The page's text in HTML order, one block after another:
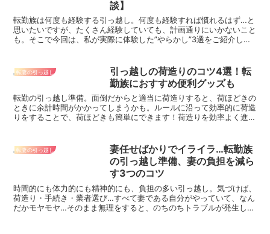
談】
転勤族は何度も経験する引っ越し。何度も経験すれば慣れるはず…と
思いたいですが、たくさん経験していても、計画通りにいかないこと
も。そこで今回は、私が実際に体験した”やらかし”3選をご紹介しま
転妻の引っ越し
引っ越しの荷造りのコツ4選！転
勤族におすすめ便利グッズも
転勤の引っ越し準備。面倒だからと適当に荷造りすると、荷ほどきの
ときに余計時間がかかってしまうかも。ルールに沿って効率的に荷造
りをすることで、荷ほどきも簡単にできます！荷造りを効率よく進め
転妻の引っ越し
妻任せばかりでイライラ…転勤族
の引っ越し準備、妻の負担を減ら
す3つのコツ
時間的にも体力的にも精神的にも、負担の多い引っ越し。気づけば、
荷造り・手続き・業者選び…すべて妻である自分がやっていて、なん
だかモヤモヤ…そのまま無理をすると、のちのちトラブルが発生して